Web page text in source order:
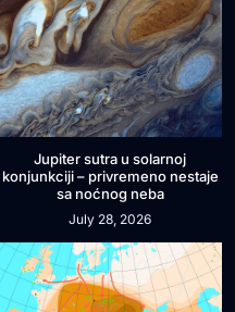
Jupiter sutra u solarnoj
konjunkciji – privremeno nestaje
sa noćnog neba
July 28, 2026